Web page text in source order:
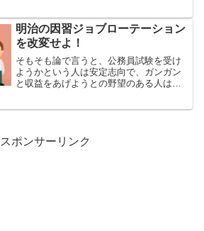
すべし！漁業資源確保のため第一目的は
漁業資源確保のためだ。...
明治の因習ジョブローテーション
を改変せよ！
そもそも論で言うと、公務員試験を受け
ようかという人は安定志向で、ガンガン
と収益をあげようとの野望のある人はい
スポンサーリンク